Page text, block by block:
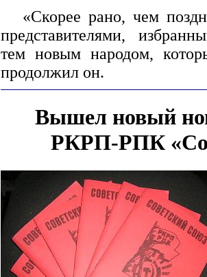
«Скорее рано, чем
представителями,
тем новым народом,
продолжил он.
Вышел новый
РКРП-РПК